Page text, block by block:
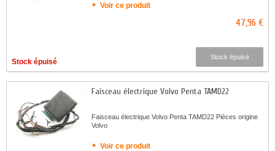
Voir ce produit
47,96 €
Stock épuisé
Stock épuisé
Faisceau électrique Volvo Penta TAMD22
Faisceau électrique Volvo Penta TAMD22 Pièces origine
Volvo
Voir ce produit